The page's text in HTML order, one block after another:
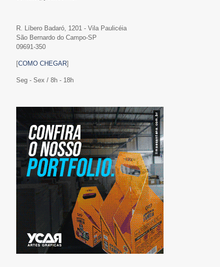
R. Líbero Badaró, 1201 - Vila Paulicéia
São Bernardo do Campo-SP
09691-350
[COMO CHEGAR]
Seg - Sex / 8h - 18h